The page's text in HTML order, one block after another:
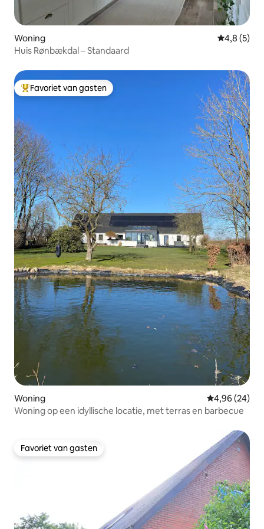
Woning
4,8 (5)
Huis Rønbækdal – Standaard
Topfavoriet van gasten
Favoriet van gasten
Woning Gemiddelde
4,96 (24)
Woning op een idyllische locatie, met terras en barbecue
Favoriet van gasten
Favoriet van gasten